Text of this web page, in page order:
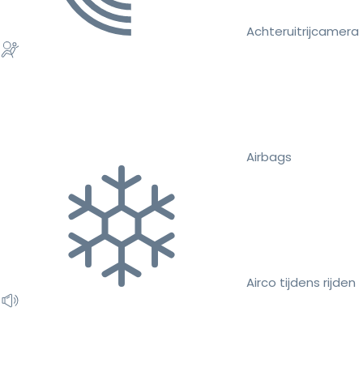
Achteruitrijcamera
Airbags
Airco tijdens rijden